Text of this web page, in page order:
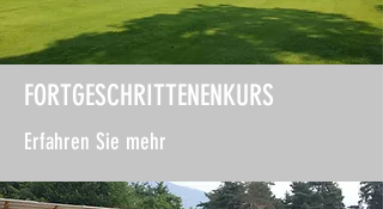
FORTGESCHRITTENENKURS
Erfahren Sie mehr